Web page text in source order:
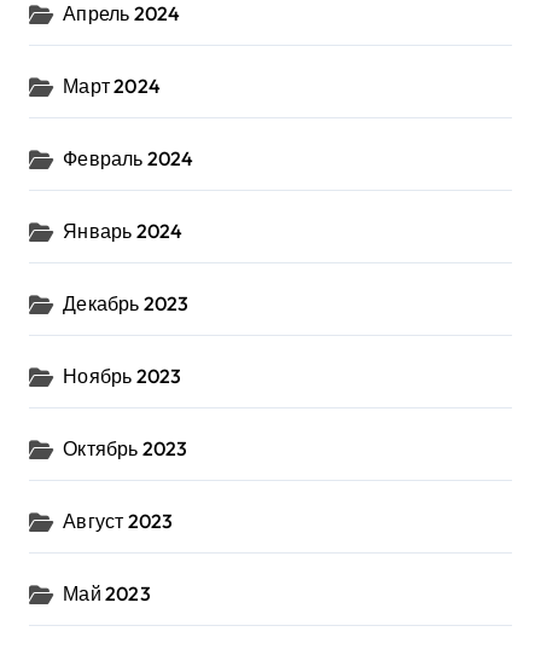
Апрель 2024
Март 2024
Февраль 2024
Январь 2024
Декабрь 2023
Ноябрь 2023
Октябрь 2023
Август 2023
Май 2023